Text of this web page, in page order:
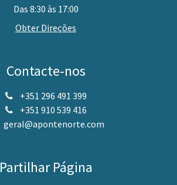
Das 8:30 às 17:00
Obter Direções
Contacte-nos
+351 296 491 399
+351 910 539 416
geral@apontenorte.com
Partilhar Página